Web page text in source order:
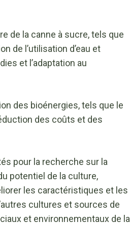
de la canne à sucre, tels que
de l’utilisation d’eau et
et l’adaptation au
des bioénergies, tels que le
des coûts et des
pour la recherche sur la
potentiel de la culture,
les caractéristiques et les
cultures et sources de
et environnementaux de la